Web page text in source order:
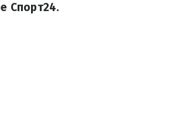
Спорт24.